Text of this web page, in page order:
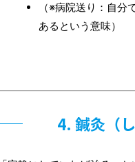
（※病院送り：自
あるという意味）
4. 鍼灸（